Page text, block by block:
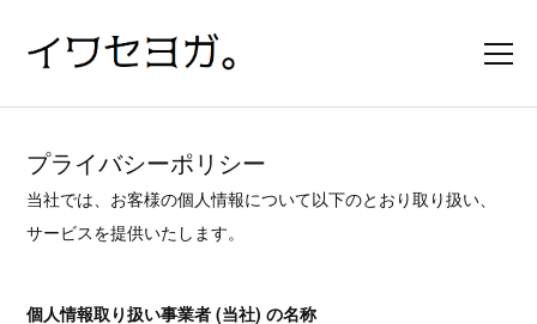
プライバシーポリシー
当社では、お客様の個人情報について以下のとおり取り扱い、
サービスを提供いたします。
個人情報取り扱い事業者 (当社) の名称